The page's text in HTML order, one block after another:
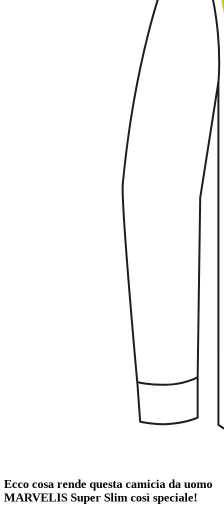
Ecco cosa rende questa camicia da uomo
MARVELIS Super Slim così speciale!